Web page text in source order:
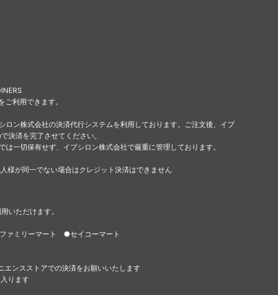
利用できます。
ロン株式会社の決済代行システムを利用しております。ご注文後、イプ
決済を完了させてください。
一切保有せず、イプシロン株式会社で厳重に管理しております。
様が同一でない場合はクレジット決済はできません
いただけます。
ミリーマート ●セイコーマート
ンスストアでの決済をお願いいたします
ります